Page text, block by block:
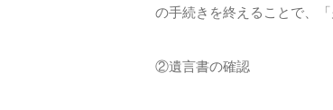
の手続きを終えることで、
②遺言書の確認